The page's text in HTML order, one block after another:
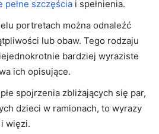
pełne szczęścia ⁤ i ​spełnienia.
portretach można ‌odnaleźć
lub obaw.⁣ Tego rodzaju
bardziej wyraziste
ich opisujące.
spojrzenia zbliżających się par,
dzieci w ramionach,⁣ to wyrazy
więzi.